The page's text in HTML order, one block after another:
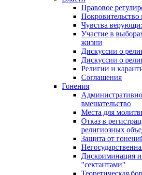
Правовое
Покровительство
Чувства
Участие в
жизни
Дискуссии о
Дискуссии о
Религии и
Соглашения
Гонения
вмешательство
Места для
Отказ в
религиозных
Защита от
Дискриминация и
"сектантами"